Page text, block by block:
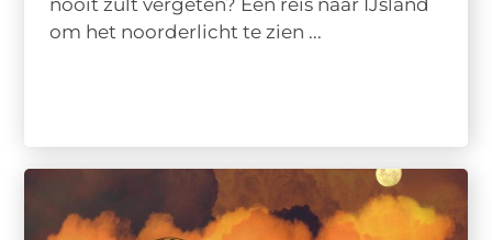
om het noorderlicht te zien ...